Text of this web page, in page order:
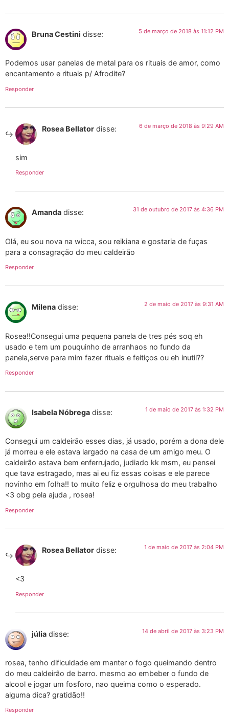
Bruna Cestini disse: 5 de março de 2018 às 11:12 PM
Podemos usar panelas de metal para os rituais de amor, como
encantamento e rituais p/ Afrodite?
Responder
Rosea Bellator disse: 6 de março de 2018 às 9:29 AM
sim
Responder
Amanda disse: 31 de outubro de 2017 às 4:36 PM
Olá, eu sou nova na wicca, sou reikiana e gostaria de fuças
para a consagração do meu caldeirão
Responder
Milena disse: 2 de maio de 2017 às 9:31 AM
Rosea!!Consegui uma pequena panela de tres pés soq eh
usado e tem um pouquinho de arranhaos no fundo da
panela,serve para mim fazer rituais e feitiços ou eh inutil??
Responder
Isabela Nóbrega disse: 1 de maio de 2017 às 1:32 PM
Consegui um caldeirão esses dias, já usado, porém a dona dele
já morreu e ele estava largado na casa de um amigo meu. O
caldeirão estava bem enferrujado, judiado kk msm, eu pensei
que tava estragado, mas ai eu fiz essas coisas e ele parece
novinho em folha!! to muito feliz e orgulhosa do meu trabalho
<3 obg pela ajuda , rosea!
Responder
Rosea Bellator disse: 1 de maio de 2017 às 2:04 PM
<3
Responder
júlia disse: 14 de abril de 2017 às 3:23 PM
rosea, tenho dificuldade em manter o fogo queimando dentro
do meu caldeirão de barro. mesmo ao embeber o fundo de
alcool e jogar um fosforo, nao queima como o esperado.
alguma dica? gratidão!!
Responder